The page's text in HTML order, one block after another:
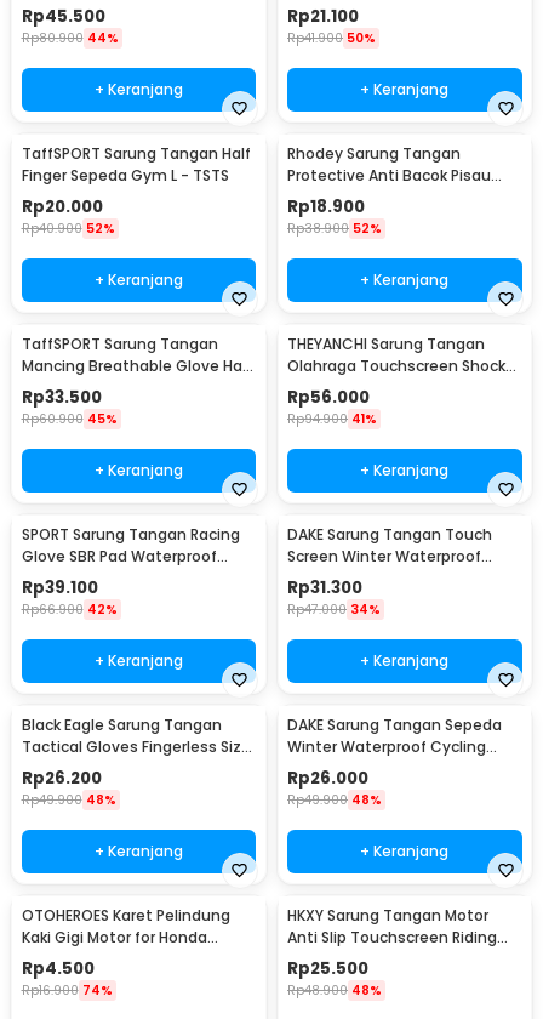
Gloves Nylon L - HS210
Rp45.500
Rp80.900 44%
+ Keranjang
Rp21.100
Rp41.900 50%
+ Keranjang
TaffSPORT Sarung Tangan Half
Finger Sepeda Gym L - TSTS
Rp20.000
Rp40.900 52%
+ Keranjang
Rhodey Sarung Tangan
Protective Anti Bacok Pisau
Cut Resistant - FG1701
Rp18.900
Rp38.900 52%
+ Keranjang
TaffSPORT Sarung Tangan
Mancing Breathable Glove Half
Finger 1 Pair - DW-GRTX
Rp33.500
Rp60.900 45%
+ Keranjang
THEYANCHI Sarung Tangan
Olahraga Touchscreen Shock
Absorbtion XL - AB295
Rp56.000
Rp94.900 41%
+ Keranjang
SPORT Sarung Tangan Racing
Glove SBR Pad Waterproof
Touchscreen Size L - OZ910
Rp39.100
Rp66.900 42%
+ Keranjang
DAKE Sarung Tangan Touch
Screen Winter Waterproof
Cycling Gloves L - D021
Rp31.300
Rp47.000 34%
+ Keranjang
Black Eagle Sarung Tangan
Tactical Gloves Fingerless Size
L - A1
Rp26.200
Rp49.900 48%
+ Keranjang
DAKE Sarung Tangan Sepeda
Winter Waterproof Cycling
Gloves XL - KG079
Rp26.000
Rp49.900 48%
+ Keranjang
OTOHEROES Karet Pelindung
Kaki Gigi Motor for Honda
Kawasaki KTM - RT-022
Rp4.500
Rp16.900 74%
HKXY Sarung Tangan Motor
Anti Slip Touchscreen Riding
Glove 1 Pair XL
Rp25.500
Rp48.900 48%